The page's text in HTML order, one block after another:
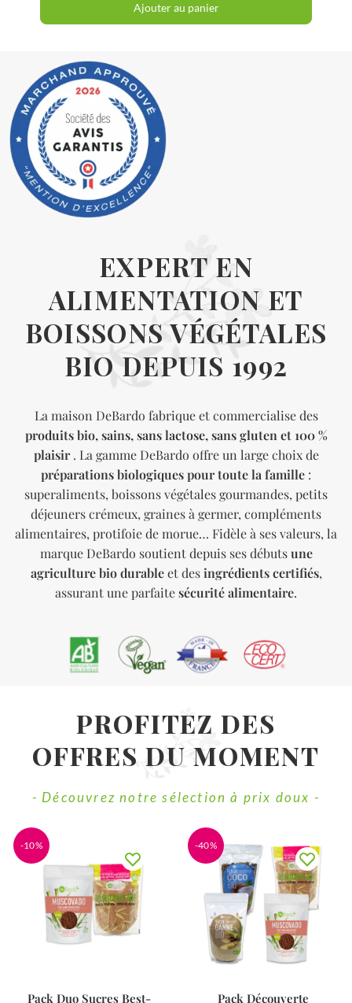
Ajouter au panier
EXPERT EN
ALIMENTATION ET
BOISSONS VÉGÉTALES
BIO DEPUIS 1992
La maison DeBardo fabrique et commercialise des
produits bio, sains, sans lactose, sans gluten et 100 %
plaisir . La gamme DeBardo offre un large choix de
préparations biologiques pour toute la famille :
superaliments, boissons végétales gourmandes, petits
déjeuners crémeux, graines à germer, compléments
alimentaires, protifoie de morue… Fidèle à ses valeurs, la
marque DeBardo soutient depuis ses débutsune
agriculture bio durableet desingrédients certifiés,
assurant une parfaitesécurité alimentaire.
PROFITEZ DES
OFFRES DU MOMENT
- Découvrez notre sélection à prix doux -
-10%
Pack Duo Sucres Best-
-40%
Pack Découverte